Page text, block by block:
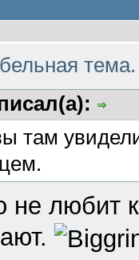
там
не любит